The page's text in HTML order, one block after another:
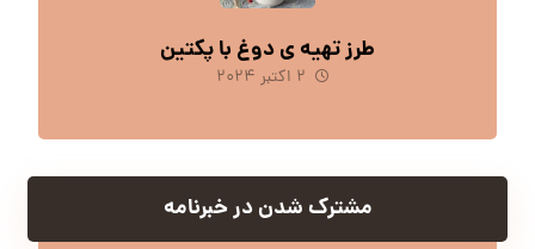
طرز تهیه ی دوغ با پکتین
۲ اکتبر ۲۰۲۴
مشترک شدن در خبرنامه